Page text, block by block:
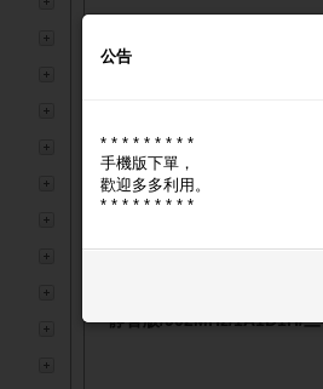
靜音版/902MHz/1A1D1H/
公告
* * * * * * * * *
手機版下單，
歡迎多多利用。
* * * * * * * * *